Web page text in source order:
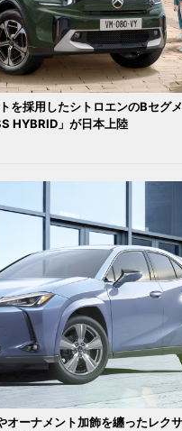
を採用したシトロエンのBセグ
HYBRID」が日本上陸
オーナメント加飾を纏ったレク